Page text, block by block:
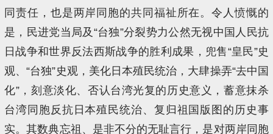
同责任，也是两岸同胞的共同福祉所在。令人愤慨的
是，民进党当局及“台独”分裂势力公然无视中国人民抗
日战争和世界反法西斯战争的胜利成果，兜售“皇民”史
观、“台独”史观，美化日本殖民统治，大肆操弄“去中国
化”，刻意淡化、否认台湾光复的历史意义，蓄意抹杀
台湾同胞反抗日本殖民统治、复归祖国版图的历史事
实。其数典忘祖、是非不分的无耻言行，是对两岸同胞